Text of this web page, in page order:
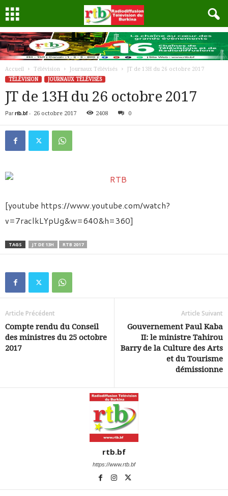
Accueil Télévision Journaux Télévisés
JT de 13H du 26 octobre 2017
TÉLÉVISION
JOURNAUX TÉLÉVISÉS
JT de 13H du 26 octobre 2017
Par rtb.bf- 26 octobre 2017 2408 0
[youtube https://www.youtube.com/watch?
v=7raclkLYpUg&w=640&h=360]
TAGS JT DE 13H RTB 2017
Article Précédent
Compte rendu du Conseil
des ministres du 25 octobre
2017
Article Suivant
Gouvernement Paul Kaba
II: le ministre Tahirou
Barry de la Culture des Arts
et du Tourisme
démissionne
rtb.bf
https://www.rtb.bf